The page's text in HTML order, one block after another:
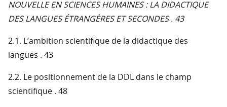
NOUVELLE EN SCIENCES HUMAINES : LA DIDACTIQUE
DES LANGUES ÉTRANGÈRES ET SECONDES . 43
2.1. L’ambition scientifique de la didactique des
langues . 43
2.2. Le positionnement de la DDL dans le champ
scientifique . 48